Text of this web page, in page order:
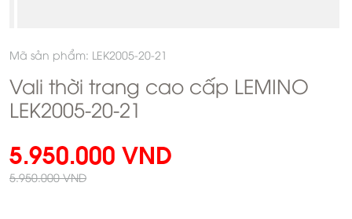
Mã sản phẩm: LEK2005-20-21
Vali thời trang cao cấp LEMINO
LEK2005-20-21
5.950.000 VND
5.950.000 VND